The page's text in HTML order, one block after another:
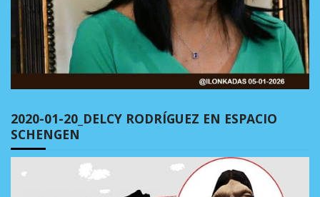
2020-01-20_DELCY RODRÍGUEZ EN ESPACIO
SCHENGEN